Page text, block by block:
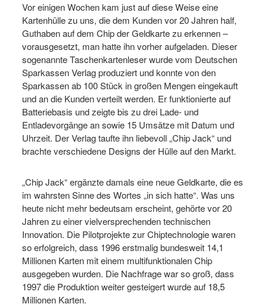
Vor einigen Wochen kam just auf diese Weise eine
Kartenhülle zu uns, die dem Kunden vor 20 Jahren half,
Guthaben auf dem Chip der Geldkarte zu erkennen –
vorausgesetzt, man hatte ihn vorher aufgeladen. Dieser
sogenannte Taschenkartenleser wurde vom Deutschen
Sparkassen Verlag produziert und konnte von den
Sparkassen ab 100 Stück in großen Mengen eingekauft
und an die Kunden verteilt werden. Er funktionierte auf
Batteriebasis und zeigte bis zu drei Lade- und
Entladevorgänge an sowie 15 Umsätze mit Datum und
Uhrzeit. Der Verlag taufte ihn liebevoll „Chip Jack“ und
brachte verschiedene Designs der Hülle auf den Markt.
„Chip Jack“ ergänzte damals eine neue Geldkarte, die es
im wahrsten Sinne des Wortes „in sich hatte“. Was uns
heute nicht mehr bedeutsam erscheint, gehörte vor 20
Jahren zu einer vielversprechenden technischen
Innovation. Die Pilotprojekte zur Chiptechnologie waren
so erfolgreich, dass 1996 erstmalig bundesweit 14,1
Millionen Karten mit einem multifunktionalen Chip
ausgegeben wurden. Die Nachfrage war so groß, dass
1997 die Produktion weiter gesteigert wurde auf 18,5
Millionen Karten.